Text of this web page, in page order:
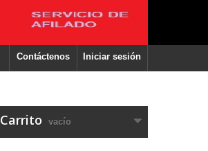
Iniciar sesión
Contáctenos
Carrito vacío